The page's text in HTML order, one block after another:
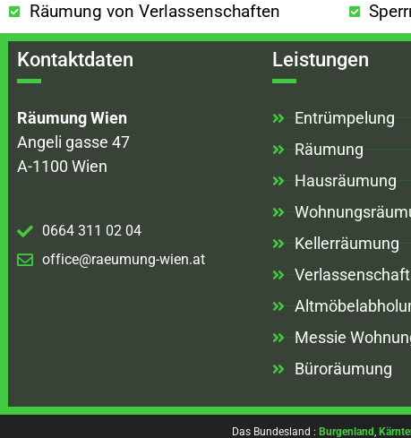
Räumung von Verlassenschaften
Kontaktdaten
Räumung Wien
Angeli gasse 47
A-1100 Wien
0664 311 02 04
office@raeumung-wien.at
Leistungen
Entrümpelung
Räumung
Hausräumung
Kellerräumung
Messie
Büroräumung
Das Bundesland : Burgenland